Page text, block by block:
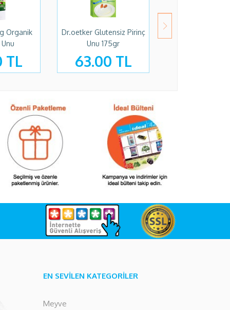
Organik
TL
Dr.oetker Glutensiz Pirinç
Unu 175gr
63.00 TL
EN SEVİLEN KATEGORİLER
Meyve